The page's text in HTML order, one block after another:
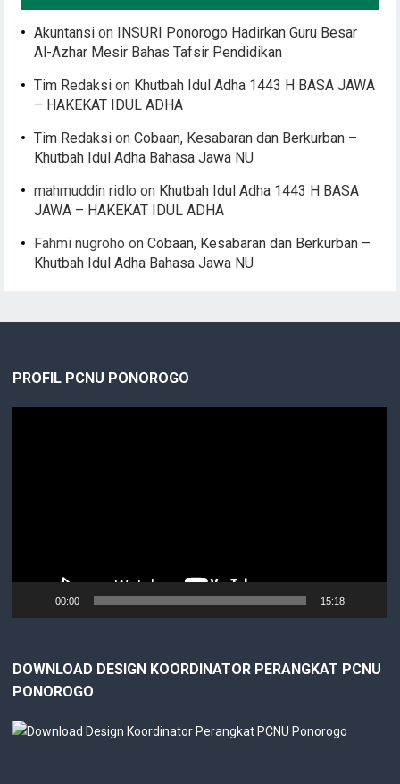
Akuntansi on INSURI Ponorogo Hadirkan Guru Besar
Al-Azhar Mesir Bahas Tafsir Pendidikan
Tim Redaksi on Khutbah Idul Adha 1443 H BASA JAWA
– HAKEKAT IDUL ADHA
Tim Redaksi onCobaan, Kesabaran dan Berkurban –
Khutbah Idul Adha Bahasa Jawa NU
mahmuddin ridlo on Khutbah Idul Adha 1443 H BASA
JAWA – HAKEKAT IDUL ADHA
Fahmi nugroho onCobaan, Kesabaran dan Berkurban –
Khutbah Idul Adha Bahasa Jawa NU
PROFIL PCNU PONOROGO
00:00 15:18
DOWNLOAD DESIGN KOORDINATOR PERANGKAT PCNU
PONOROGO